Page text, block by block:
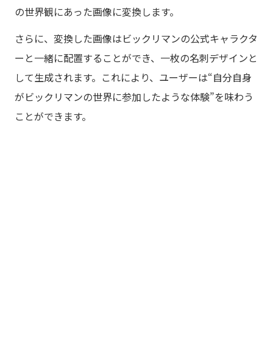
の世界観にあった画像に変換します。
さらに、変換した画像はビックリマンの公式キャラクタ
ーと一緒に配置することができ、一枚の名刺デザインと
して生成されます。これにより、ユーザーは“自分自身
がビックリマンの世界に参加したような体験”を味わう
ことができます。